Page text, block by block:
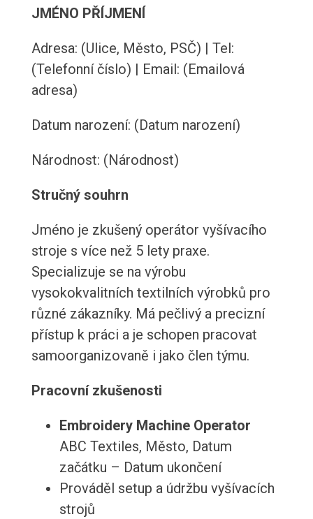
JMÉNO PŘÍJMENÍ
Adresa: (Ulice, Město, PSČ) | Tel:
(Telefonní číslo) | Email: (Emailová
adresa)
Datum narození: (Datum narození)
Národnost: (Národnost)
Stručný souhrn
Jméno je zkušený operátor vyšívacího
stroje s více než 5 lety praxe.
Specializuje se na výrobu
vysokokvalitních textilních výrobků pro
různé zákazníky. Má pečlivý a precizní
přístup k práci a je schopen pracovat
samoorganizovaně i jako člen týmu.
Pracovní zkušenosti
Embroidery Machine Operator
ABC Textiles, Město, Datum
začátku – Datum ukončení
Prováděl setup a údržbu vyšívacích
strojů